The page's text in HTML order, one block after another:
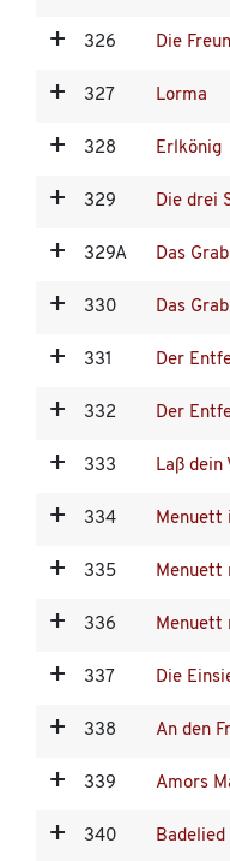
326 Die
327 Lorma
328 Erlkönig
329 Die drei
329A Das Grab
330 Das Grab
331 Der
332 Der
333 Laß
334 Menuett
335 Menuett
336 Menuett
337 Die
338 An den
339 Amors
340 Badelied